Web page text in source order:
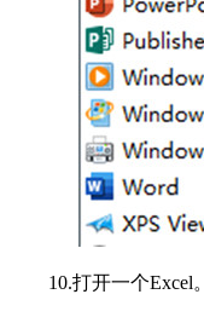
10.打开一个Excel。